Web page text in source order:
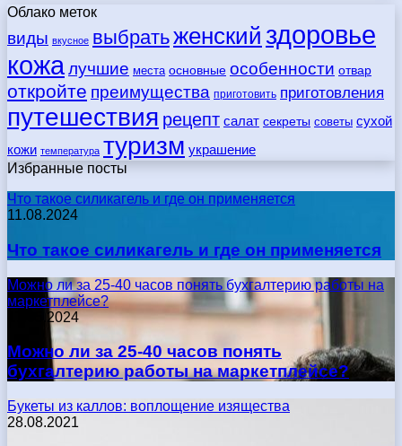
Облако меток
виды вкусное выбратьженский здоровье
кожалучшие места основные особенности отвар
откройте преимущества приготовить приготовления
путешествия рецепт салат секреты советы сухой
кожи температура туризм украшение
Избранные посты
Что такое силикагель и где он применяется
11.08.2024
Что такое силикагель и где он применяется
Можно ли за 25-40 часов понять бухгалтерию работы на
маркетплейсе?
17.05.2024
Можно ли за 25-40 часов понять
бухгалтерию работы на маркетплейсе?
Букеты из каллов: воплощение изящества
28.08.2021